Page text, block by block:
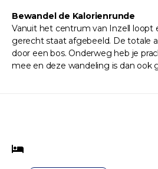
Bewandel de Kalorienrunde
Vanuit het centrum van Inzell loopt
gerecht staat afgebeeld. De totale
door een bos. Onderweg heb je
mee en deze wandeling is dan ook